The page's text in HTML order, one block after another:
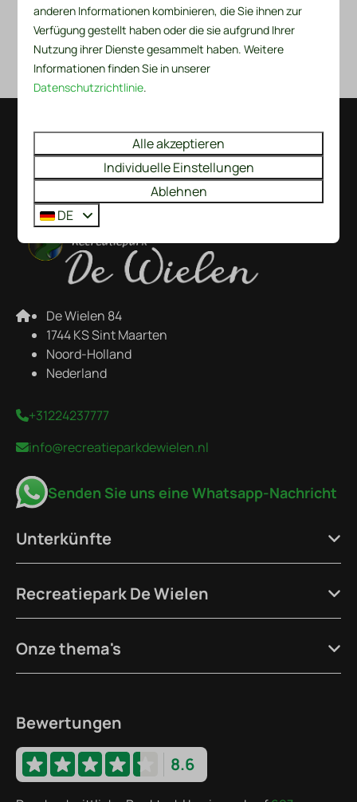
Komfort, Ruhe und Produktivität. Kontaktieren Sie
uns noch heute für Verfügbarkeit und Preise.
Bezahlen Sie sicher
De Wielen 84
1744 KS Sint Maarten
Noord-Holland
Nederland
+31224237777
info@recreatieparkdewielen.nl
Senden Sie uns eine Whatsapp-Nachricht
Unterkünfte
Recreatiepark De Wielen
Onze thema's
Bewertungen
8.6
anderen Informationen kombinieren, die Sie ihnen zur
Verfügung gestellt haben oder die sie aufgrund Ihrer
Nutzung ihrer Dienste gesammelt haben. Weitere
Informationen finden Sie in unserer
Datenschutzrichtlinie.
Alle akzeptieren
Individuelle Einstellungen
Ablehnen
DE